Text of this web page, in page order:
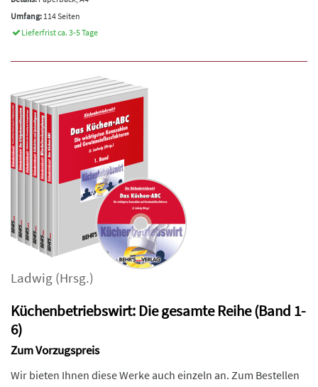
Umfang: 114 Seiten
Lieferfrist ca. 3-5 Tage
Ladwig (Hrsg.)
Küchenbetriebswirt: Die gesamte Reihe (Band 1-
6)
Zum Vorzugspreis
Wir bieten Ihnen diese Werke auch einzeln an. Zum Bestellen